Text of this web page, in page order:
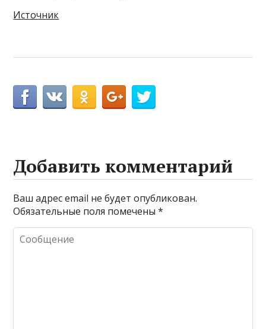
Источник
Добавить комментарий
Ваш адрес email не будет опубликован.
Обязательные поля помечены*